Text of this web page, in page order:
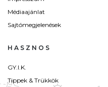
Médiaajánlat
Sajtómegjelenések
HASZNOS
GY.I.K.
Tippek & Trükkök